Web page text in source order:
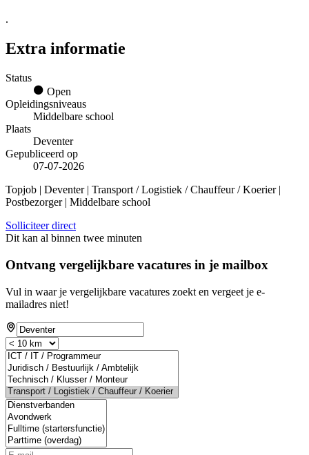
.
Extra informatie
Status
Open
Opleidingsniveaus
Middelbare school
Plaats
Deventer
Gepubliceerd op
07-07-2026
Topjob | Deventer | Transport / Logistiek / Chauffeur / Koerier |
Postbezorger | Middelbare school
Solliciteer direct
Dit kan al binnen twee minuten
Ontvang vergelijkbare vacatures in je mailbox
Vul in waar je vergelijkbare vacatures zoekt en vergeet je e-
mailadres niet!